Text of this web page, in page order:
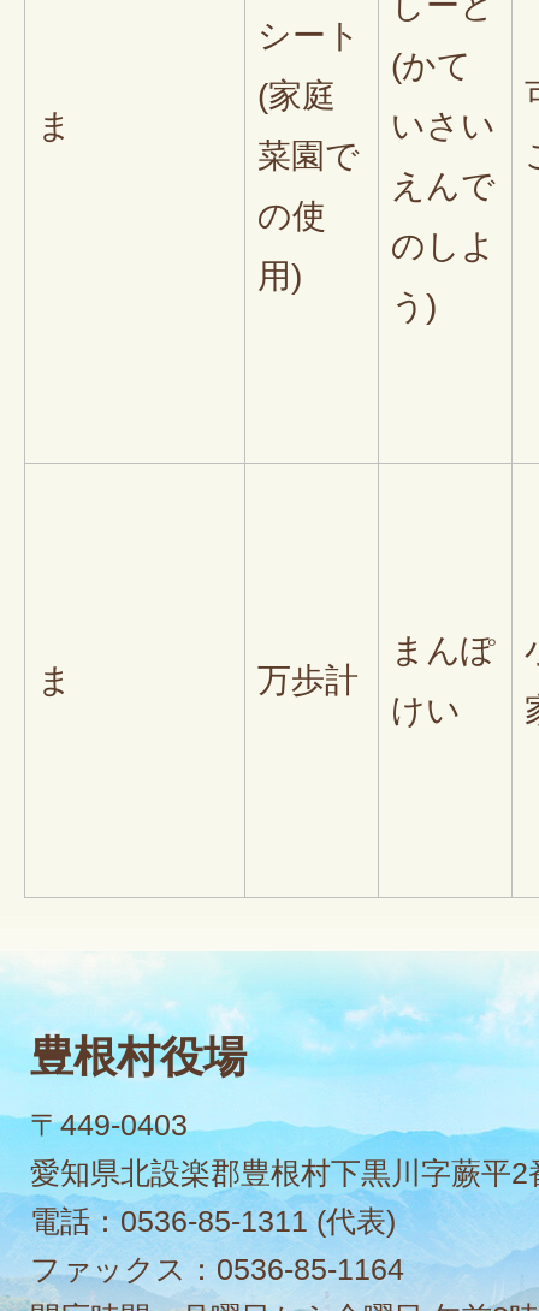
ま
シート
(家庭
菜園で
の使
用)
(かて
いさい
えんで
のしよ
う)
ま 万歩計
まんぽ
けい
豊根村役場
〒449-0403
愛知県北設楽郡豊根村下黒川字蕨平2
電話：0536-85-1311(代表)
ファックス：0536-85-1164